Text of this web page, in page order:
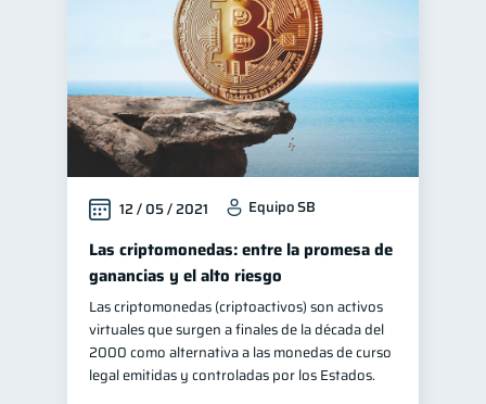
12 / 05 / 2021 Equipo SB
Las criptomonedas: entre la promesa de
ganancias y el alto riesgo
Las criptomonedas (criptoactivos) son activos
virtuales que surgen a finales de la década del
2000 como alternativa a las monedas de curso
legal emitidas y controladas por los Estados.